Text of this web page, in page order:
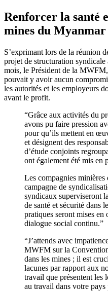
Renforcer la santé
mines du Myanmar
S’exprimant lors de la réunion
projet de structuration
mois, le Président de la
pouvait y avoir aucun
les autorités et les employeurs
avant le profit.
“Grâce aux activités du
avons pu faire pression
pour qu’ils mettent en
et désignent des
d’étude conjoints
ont également été mis en
Les compagnies
campagne de
syndicaux superviseront
de santé et sécurité dans
pratiques seront mises
dialogue social continu.”
“J’attends avec
MWFM sur la
dans les mines ; il est
lacunes par rapport aux
travail que présentent les
au travail dans votre